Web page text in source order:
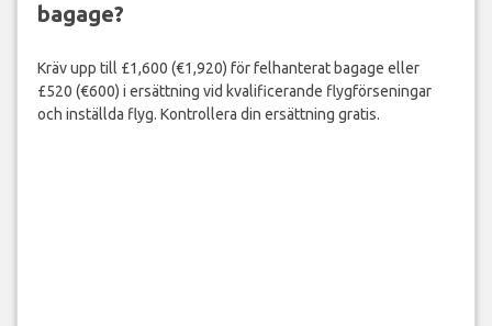
bagage?
Kräv upp till £1,600 (€1,920) för felhanterat bagage eller
£520 (€600) i ersättning vid kvalificerande flygförseningar
och inställda flyg. Kontrollera din ersättning gratis.